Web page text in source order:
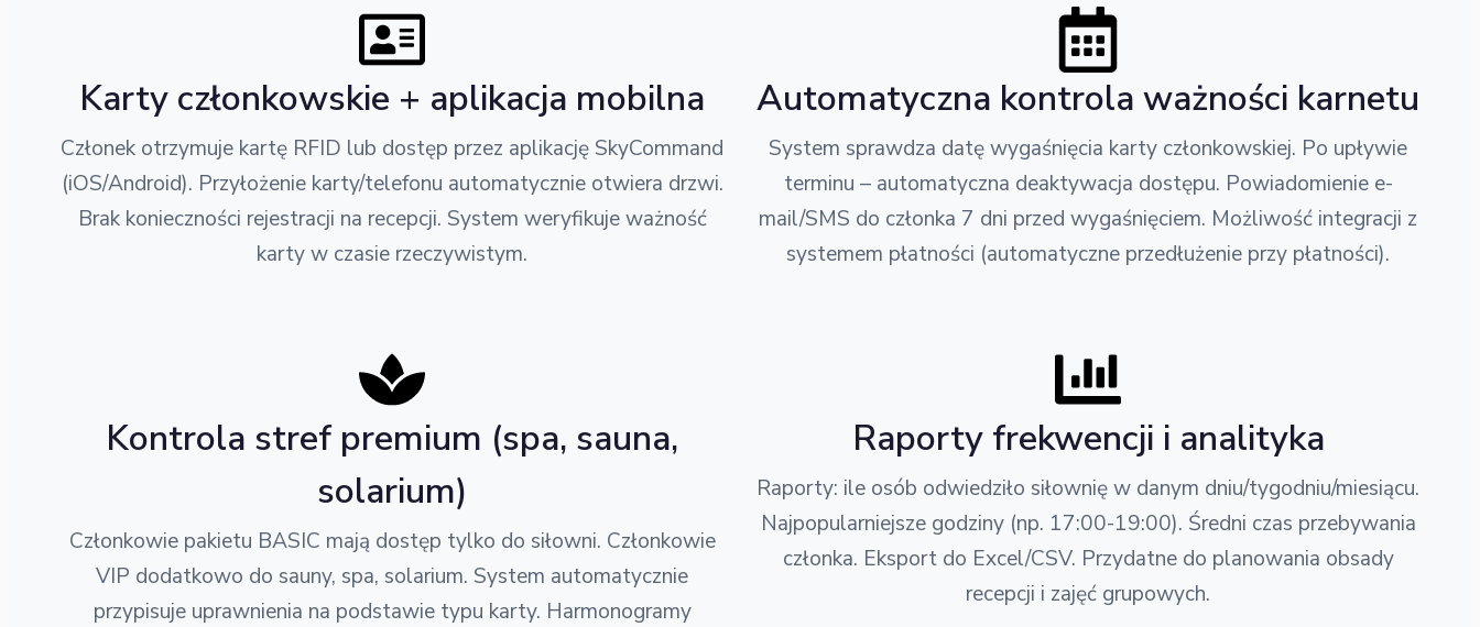
Karty członkowskie + aplikacja mobilna
Członek otrzymuje kartę RFID lub dostęp przez aplikację SkyCommand
(iOS/Android). Przyłożenie karty/telefonu automatycznie otwiera drzwi.
Brak konieczności rejestracji na recepcji. System weryfikuje ważność
karty w czasie rzeczywistym.
Automatyczna kontrola ważności karnetu
System sprawdza datę wygaśnięcia karty członkowskiej. Po upływie
terminu – automatyczna deaktywacja dostępu. Powiadomienie e-
mail/SMS do członka 7 dni przed wygaśnięciem. Możliwość integracji z
systemem płatności (automatyczne przedłużenie przy płatności).
Kontrola stref premium (spa, sauna,
solarium)
Członkowie pakietu BASIC mają dostęp tylko do siłowni. Członkowie
VIP dodatkowo do sauny, spa, solarium. System automatycznie
przypisuje uprawnienia na podstawie typu karty. Harmonogramy
Raporty frekwencji i analityka
Raporty: ile osób odwiedziło siłownię w danym dniu/tygodniu/miesiącu.
Najpopularniejsze godziny (np. 17:00-19:00). Średni czas przebywania
członka. Eksport do Excel/CSV. Przydatne do planowania obsady
recepcji i zajęć grupowych.